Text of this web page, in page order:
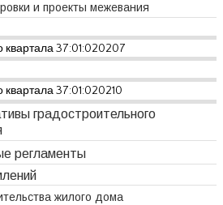
и проекты межевания
квартала 37:01:020207
квартала 37:01:020210
градостроительного
регламенты
жилого дома